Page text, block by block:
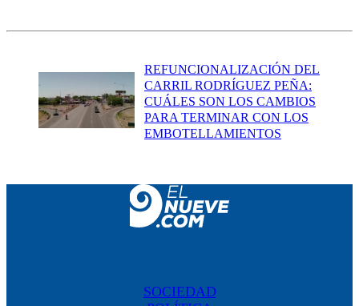
REFUNCIONALIZACIÓN DEL
CARRIL RODRÍGUEZ PEÑA:
CUÁLES SON LOS CAMBIOS
PARA TERMINAR CON LOS
EMBOTELLAMIENTOS
SOCIEDAD